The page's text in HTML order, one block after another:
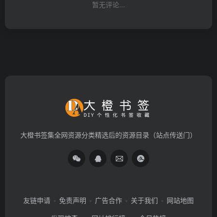
暂无评论...
大橙书签集全网资源分类精选后的资源目录（站点传送门）
友链申请 免责声明 广告合作 关于我们
网站地图